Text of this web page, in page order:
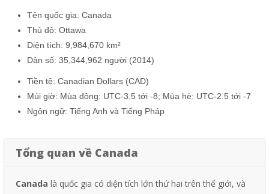
Tên quốc gia: Canada
Thủ đô: Ottawa
Diện tích: 9,984,670 km²
Dân số: 35,344,962 người (2014)
Tiền tệ: Canadian Dollars (CAD)
Múi giờ: Mùa đông: UTC-3.5 tới -8; Mùa hè: UTC-2.5 tới -7
Ngôn ngữ: Tiếng Anh và Tiếng Pháp
Tổng quan về Canada
Canada là quốc gia có diện tích lớn thứ hai trên thế giới, và